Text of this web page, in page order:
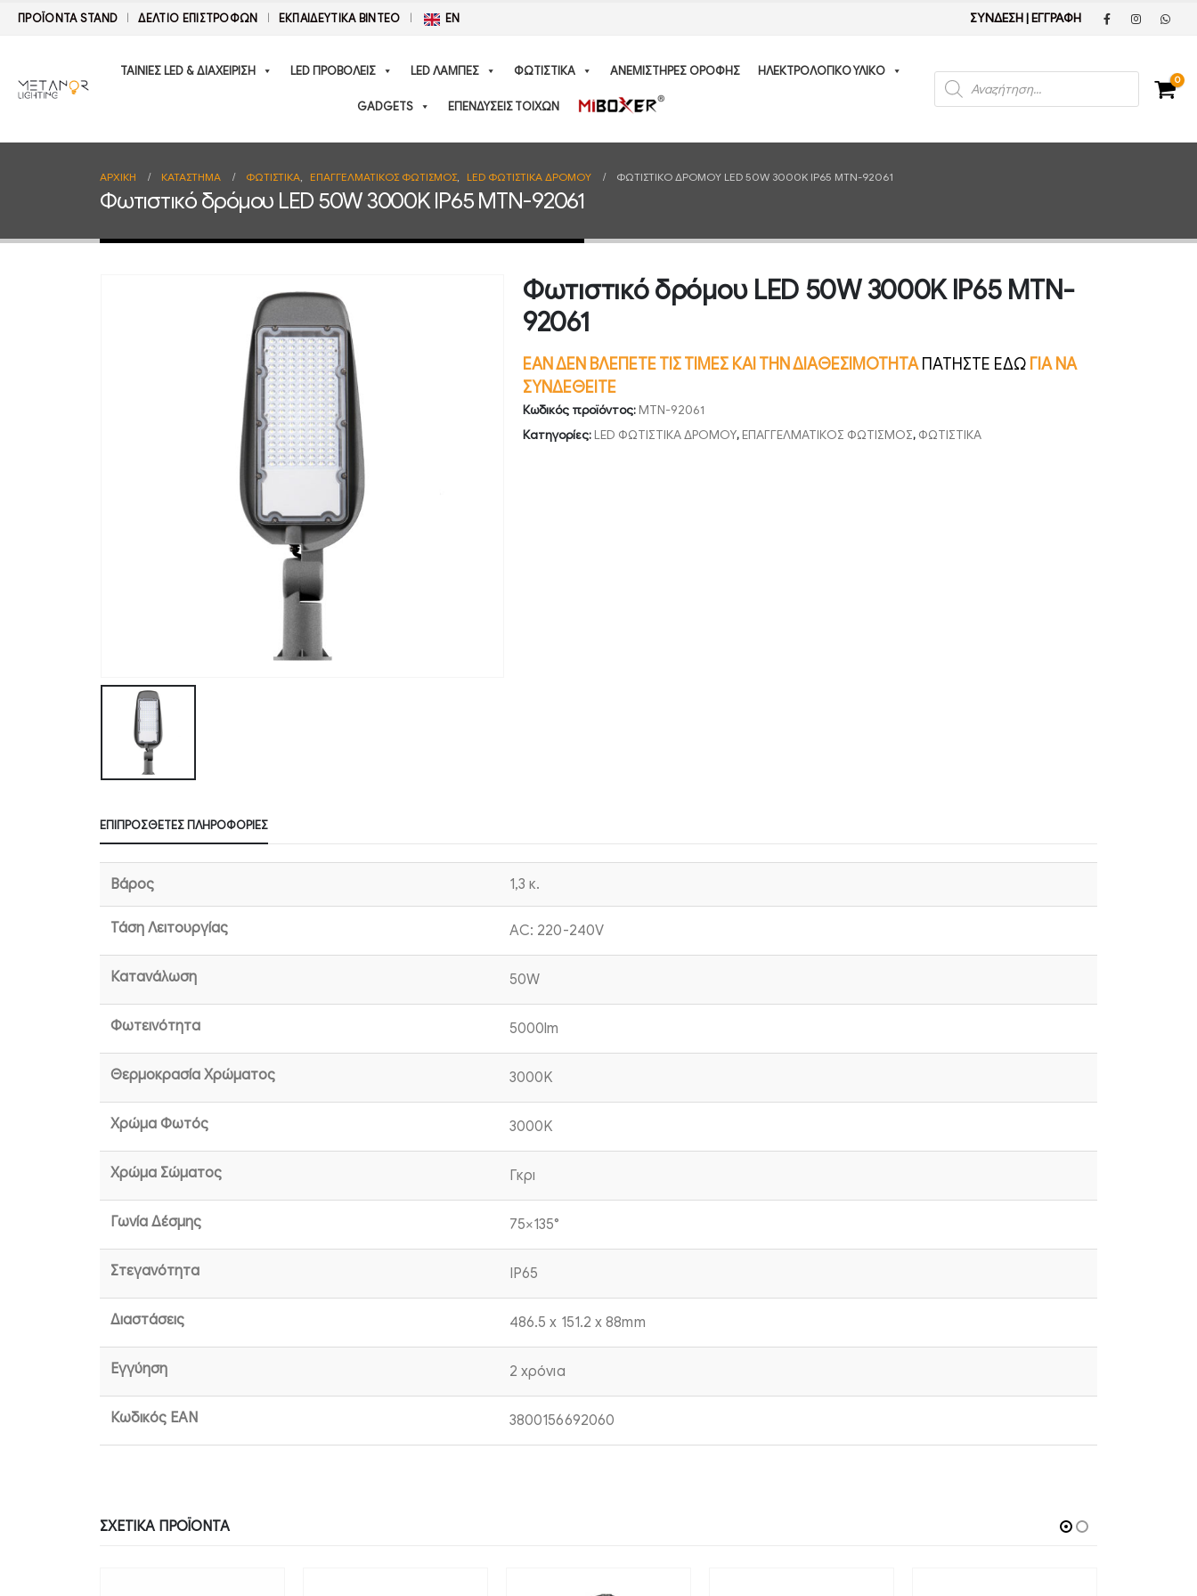
ΠΡΟΪΟΝΤΑ STAND ΔΕΛΤΊΟ ΕΠΙΣΤΡΟΦΏΝ ΕΚΠΑΙΔΕΥΤΙΚΑ ΒΙΝΤΕΟ EN ΣΥΝΔΕΣΗ| ΕΓΓΡΑΦΗ
ΤΑΙΝΙΕΣ LED & ΔΙΑΧΕΙΡΙΣΗ LED ΠΡΟΒΟΛΕΙΣ LED ΛΑΜΠΕΣ ΦΩΤΙΣΤΙΚΑ ΑΝΕΜΙΣΤΗΡΕΣ ΟΡΟΦΗΣ ΗΛΕΚΤΡΟΛΟΓΙΚΟ ΥΛΙΚΟ
GADGETS ΕΠΕΝΔΥΣΕΙΣ ΤΟΙΧΩΝ
Products
search
0
ΑΡΧΙΚΉ ΚΑΤΆΣΤΗΜΑ ΦΩΤΙΣΤΙΚΑ, ΕΠΑΓΓΕΛΜΑΤΙΚΟΣ ΦΩΤΙΣΜΟΣ, LED ΦΩΤΙΣΤΙΚΑ ΔΡΟΜΟΥ ΦΩΤΙΣΤΙΚΌ ΔΡΌΜΟΥ LED 50W 3000K IP65 MTN-92061
Φωτιστικό δρόμου LED 50W 3000K IP65 MTN-92061
Φωτιστικό δρόμου LED 50W 3000K IP65 MTN-
92061
ΕΑΝ ΔΕΝ ΒΛΕΠΕΤΕ ΤΙΣ ΤΙΜΕΣ ΚΑΙ ΤΗΝ ΔΙΑΘΕΣΙΜΟΤΗΤΑΠΑΤΗΣΤΕ ΕΔΩ ΓΙΑ ΝΑ
ΣΥΝΔΕΘΕΙΤΕ
Κωδικός προϊόντος:MTN-92061
Κατηγορίες:LED ΦΩΤΙΣΤΙΚΑ ΔΡΟΜΟΥ,ΕΠΑΓΓΕΛΜΑΤΙΚΟΣ ΦΩΤΙΣΜΟΣ, ΦΩΤΙΣΤΙΚΑ
ΕΠΙΠΡΌΣΘΕΤΕΣ ΠΛΗΡΟΦΟΡΊΕΣ
Βάρος 1,3 κ.
Τάση Λειτουργίας AC: 220-240V
Κατανάλωση 50W
Φωτεινότητα 5000lm
Θερμοκρασία Χρώματος 3000K
Χρώμα Φωτός 3000K
Χρώμα Σώματος Γκρι
Γωνία Δέσμης 75×135°
Στεγανότητα IP65
Διαστάσεις 486.5 x 151.2 x 88mm
Εγγύηση 2 χρόνια
Κωδικός EAN 3800156692060
ΣΧΕΤΙΚΆ ΠΡΟΪΌΝΤΑ